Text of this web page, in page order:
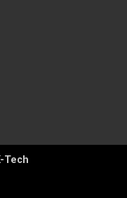
Tech